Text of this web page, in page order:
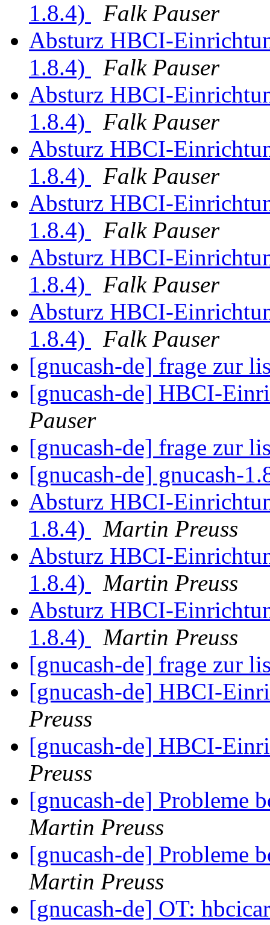
1.8.4)
Falk Pauser
Absturz HBCI-
1.8.4)
Falk Pauser
Absturz HBCI-
1.8.4)
Falk Pauser
Absturz HBCI-
1.8.4)
Falk Pauser
Absturz HBCI-
1.8.4)
Falk Pauser
Absturz HBCI-
1.8.4)
Falk Pauser
Absturz HBCI-
1.8.4)
Falk Pauser
[gnucash-de] frage zur
[gnucash-de] HBCI-
Pauser
[gnucash-de] frage zur
[gnucash-de] gnucash-
Absturz HBCI-
1.8.4)
Martin Preuss
Absturz HBCI-
1.8.4)
Martin Preuss
Absturz HBCI-
1.8.4)
Martin Preuss
[gnucash-de] frage zur
[gnucash-de] HBCI-
Preuss
[gnucash-de] HBCI-
Preuss
[gnucash-de] Probleme
Martin Preuss
[gnucash-de] Probleme
Martin Preuss
[gnucash-de] OT: